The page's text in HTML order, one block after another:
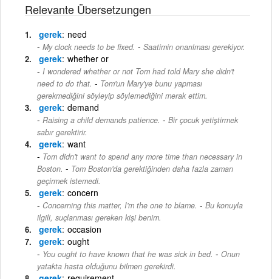
Relevante Übersetzungen
gerek need
My clock needs to be fixed. - Saatimin onarılması gerekiyor.
gerek whether or
I wondered whether or not Tom had told Mary she didn't
need to do that. - Tom'un Mary'ye bunu yapması
gerekmediğini söyleyip söylemediğini merak ettim.
gerek demand
Raising a child demands patience. - Bir çocuk yetiştirmek
sabır gerektirir.
gerek want
Tom didn't want to spend any more time than necessary in
Boston. - Tom Boston'da gerektiğinden daha fazla zaman
geçirmek istemedi.
gerek concern
Concerning this matter, I'm the one to blame. - Bu konuyla
ilgili, suçlanması gereken kişi benim.
gerek occasion
gerek ought
You ought to have known that he was sick in bed. - Onun
yatakta hasta olduğunu bilmen gerekirdi.